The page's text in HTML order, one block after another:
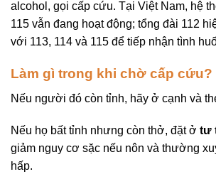
alcohol, gọi cấp cứu. Tại Việt Nam, hệ
115 vẫn đang hoạt động; tổng đài 112
với 113, 114 và 115 để tiếp nhận tình
Làm gì trong khi chờ cấp cứu?
Nếu người đó còn tỉnh, hãy ở cạnh và
Nếu họ bất tỉnh nhưng còn thở, đặt ở tư
giảm nguy cơ sặc nếu nôn và thường
hấp.